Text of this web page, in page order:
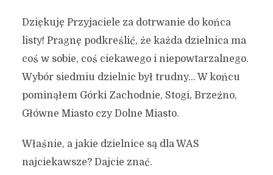
Dziękuję Przyjaciele za dotrwanie do końca
listy! Pragnę podkreślić, że każda dzielnica ma
coś w sobie, coś ciekawego i niepowtarzalnego.
Wybór siedmiu dzielnic był trudny… W końcu
pominąłem Górki Zachodnie, Stogi, Brzeźno,
Główne Miasto czy Dolne Miasto.
Właśnie, a jakie dzielnice są dla WAS
najciekawsze? Dajcie znać.